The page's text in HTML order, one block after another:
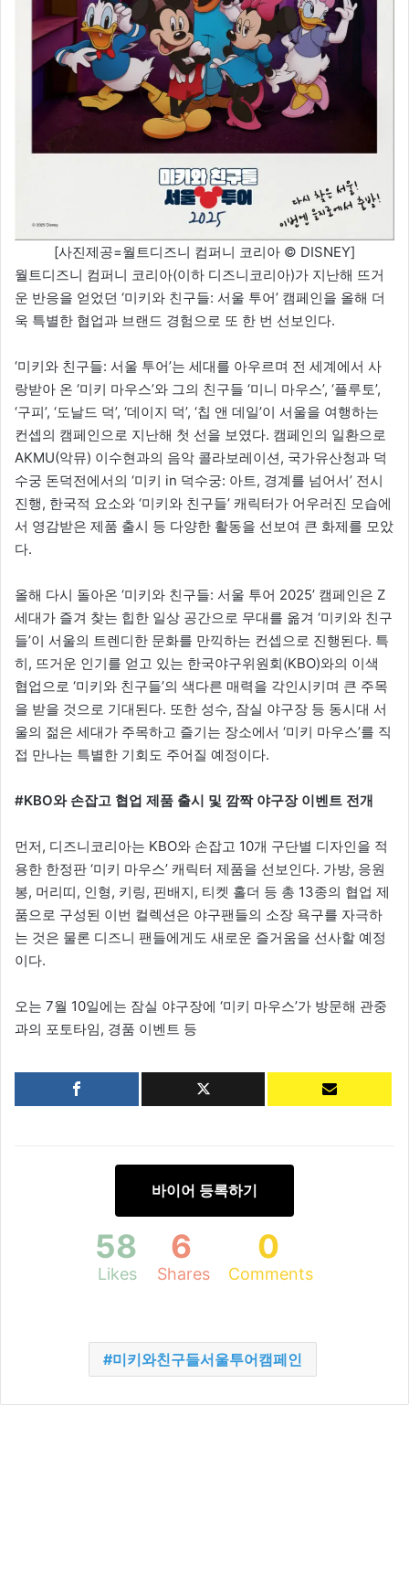
[사진제공=월트디즈니 컴퍼니 코리아 © DISNEY]
월트디즈니 컴퍼니 코리아(이하 디즈니코리아)가 지난해 뜨거
운 반응을 얻었던 ‘미키와 친구들: 서울 투어’ 캠페인을 올해 더
욱 특별한 협업과 브랜드 경험으로 또 한 번 선보인다.
‘미키와 친구들: 서울 투어’는 세대를 아우르며 전 세계에서 사
랑받아 온 ‘미키 마우스’와 그의 친구들 ‘미니 마우스’, ‘플루토’,
‘구피’, ‘도날드 덕’, ‘데이지 덕’, ‘칩 앤 데일’이 서울을 여행하는
컨셉의 캠페인으로 지난해 첫 선을 보였다. 캠페인의 일환으로
AKMU(악뮤) 이수현과의 음악 콜라보레이션, 국가유산청과 덕
수궁 돈덕전에서의 ‘미키 in 덕수궁: 아트, 경계를 넘어서’ 전시
진행, 한국적 요소와 ‘미키와 친구들’ 캐릭터가 어우러진 모습에
서 영감받은 제품 출시 등 다양한 활동을 선보여 큰 화제를 모았
다.
올해 다시 돌아온 ‘미키와 친구들: 서울 투어 2025’ 캠페인은 Z
세대가 즐겨 찾는 힙한 일상 공간으로 무대를 옮겨 ‘미키와 친구
들’이 서울의 트렌디한 문화를 만끽하는 컨셉으로 진행된다. 특
히, 뜨거운 인기를 얻고 있는 한국야구위원회(KBO)와의 이색
협업으로 ‘미키와 친구들’의 색다른 매력을 각인시키며 큰 주목
을 받을 것으로 기대된다. 또한 성수, 잠실 야구장 등 동시대 서
울의 젊은 세대가 주목하고 즐기는 장소에서 ‘미키 마우스’를 직
접 만나는 특별한 기회도 주어질 예정이다.
#KBO와 손잡고 협업 제품 출시 및 깜짝 야구장 이벤트 전개
먼저, 디즈니코리아는 KBO와 손잡고 10개 구단별 디자인을 적
용한 한정판 ‘미키 마우스’ 캐릭터 제품을 선보인다. 가방, 응원
봉, 머리띠, 인형, 키링, 핀배지, 티켓 홀더 등 총 13종의 협업 제
품으로 구성된 이번 컬렉션은 야구팬들의 소장 욕구를 자극하
는 것은 물론 디즈니 팬들에게도 새로운 즐거움을 선사할 예정
이다.
오는 7월 10일에는 잠실 야구장에 ‘미키 마우스’가 방문해 관중
과의 포토타임, 경품 이벤트 등
바이어 등록하기
58
Likes
6
Shares
0
Comments
미키와친구들서울투어캠페인